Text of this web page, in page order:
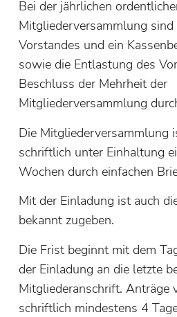
Bei der jährlichen
Mitgliederversammlung sind
Vorstandes und ein
sowie die Entlastung des
Beschluss der Mehrheit der
Mitgliederversammlung
Die Mitgliederversammlung
schriftlich unter Einhaltung
Wochen durch einfachen
Mit der Einladung ist auch
bekannt zugeben.
Die Frist beginnt mit dem
der Einladung an die letzte
Mitgliederanschrift. Anträge
schriftlich mindestens 4